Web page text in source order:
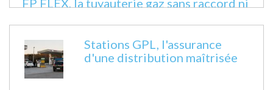
FP FLEX, la tuyauterie gaz sans raccord ni
Stations GPL, l'assurance
d'une distribution maîtrisée